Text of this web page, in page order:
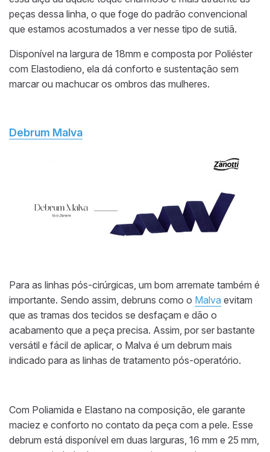
peças dessa linha, o que foge do padrão convencional
que estamos acostumados a ver nesse tipo de sutiã.
Disponível na largura de 18mm e composta por Poliéster
com Elastodieno, ela dá conforto e sustentação sem
marcar ou machucar os ombros das mulheres.
Debrum Malva
Para as linhas pós-cirúrgicas, um bom arremate também é
importante. Sendo assim, debruns como o Malva evitam
que as tramas dos tecidos se desfaçam e dão o
acabamento que a peça precisa. Assim, por ser bastante
versátil e fácil de aplicar, o Malva é um debrum mais
indicado para as linhas de tratamento pós-operatório.
Com Poliamida e Elastano na composição, ele garante
maciez e conforto no contato da peça com a pele. Esse
debrum está disponível em duas larguras, 16 mm e 25 mm,